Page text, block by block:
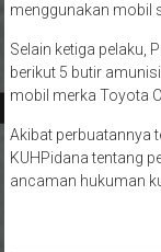
menggunakan mobil
Selain ketiga pelaku,
berikut 5 butir
mobil merka Toyota
Akibat perbuatannya
KUHPidana tentang
ancaman hukuman